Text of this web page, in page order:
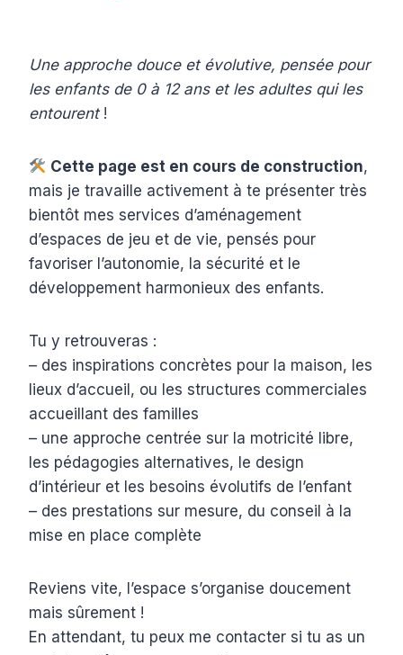
Une approche douce et évolutive, pensée pour
les enfants de 0 à 12 ans et les adultes qui les
entourent!
Cette page est en cours de construction,
mais je travaille activement à te présenter très
bientôt mes services d’aménagement
d’espaces de jeu et de vie, pensés pour
favoriser l’autonomie, la sécurité et le
développement harmonieux des enfants.
Tu y retrouveras :
– des inspirations concrètes pour la maison, les
lieux d’accueil, ou les structures commerciales
accueillant des familles
– une approche centrée sur la motricité libre,
les pédagogies alternatives, le design
d’intérieur et les besoins évolutifs de l’enfant
– des prestations sur mesure, du conseil à la
mise en place complète
Reviens vite, l’espace s’organise doucement
mais sûrement !
En attendant, tu peux me contacter si tu as un